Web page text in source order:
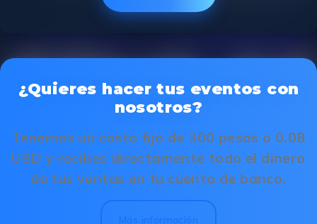
¿Quieres hacer tus eventos con
nosotros?
Tenemos un costo fijo de 300 pesos o 0.08
USD y recibes directamente todo el dinero
de tus ventas en tu cuenta de banco.